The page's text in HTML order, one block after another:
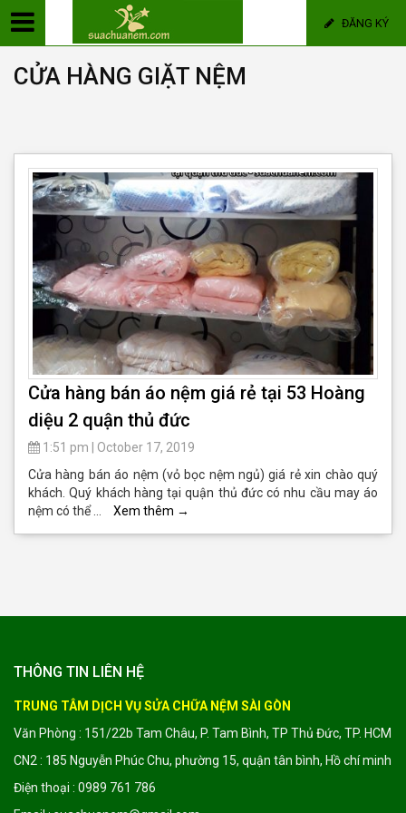
ĐĂNG KÝ
CỬA HÀNG GIẶT NỆM
Cửa hàng bán áo nệm giá rẻ tại 53 Hoàng
diệu 2 quận thủ đức
1:51 pm
October 17, 2019
Cửa hàng bán áo nệm (vỏ bọc nệm ngủ) giá rẻ xin chào quý
khách. Quý khách hàng tại quận thủ đức có nhu cầu may áo
nệm có thể …
Xem thêm →
THÔNG TIN LIÊN HỆ
TRUNG TÂM DỊCH VỤ SỬA CHỮA NỆM SÀI GÒN
Văn Phòng : 151/22b Tam Châu, P. Tam Bình, TP Thủ Đức, TP. HCM
CN2 : 185 Nguyễn Phúc Chu, phường 15, quận tân bình, Hồ chí minh
Điện thoại : 0989 761 786